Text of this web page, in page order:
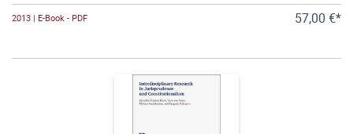
2013 | E-Book - PDF 57,00 €*